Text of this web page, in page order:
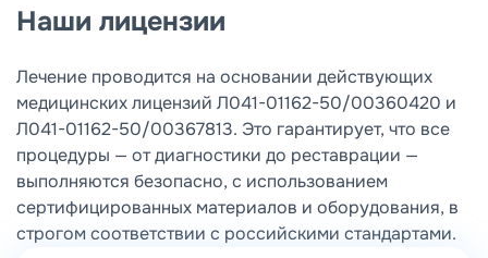
+7 (495) 324-50-50
Пн-Вс: 08:00 - 21:00
Санитарный час: 14:00 - 15:00
Подробнее
г. Королев, пр. Космонавтов, д.37
+7 (495) 989-00-48
Наши лицензии
Лечение проводится на основании действующих
медицинских лицензий Л041-01162-50/00360420 и
Л041-01162-50/00367813. Это гарантирует, что все
процедуры — от диагностики до реставрации —
выполняются безопасно, с использованием
сертифицированных материалов и оборудования, в
строгом соответствии с российскими стандартами.
общую